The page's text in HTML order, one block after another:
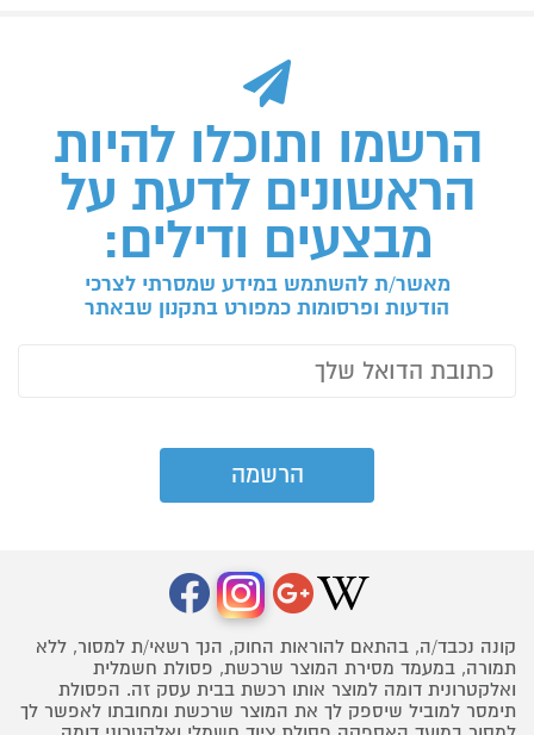
הרשמו ותוכלו להיות
הראשונים לדעת על
מבצעים ודילים:
מאשר/ת להשתמש במידע שמסרתי לצרכי
הודעות ופרסומות כמפורט בתקנון שבאתר
קונה נכבד/ה, בהתאם להוראות החוק, הנך רשאי/ת למסור, ללא
תמורה, במעמד מסירת המוצר שרכשת, פסולת חשמלית
ואלקטרונית דומה למוצר אותו רכשת בבית עסק זה. הפסולת
תימסר למוביל שיספק לך את המוצר שרכשת ומחובתו לאפשר לך